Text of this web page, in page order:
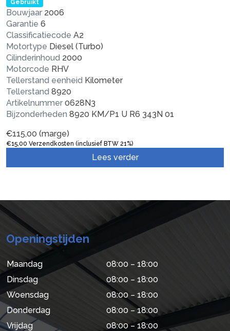
Gebruikt
Bouwjaar 2006
Garantie 6
Classificatiecode A2
Motortype Diesel (Turbo)
Cilinderinhoud 2000
Motorcode RHV
Tellerstand eenheid Kilometer
Tellerstand 8920
Artikelnummer 0628N3
Bijzonderheden 8920 KM/P1 U R6 343N 01
€115,00 (marge)
€15,00 Verzendkosten (inclusief BTW 21%)
Lees verder
Openingstijden
Maandag
08:00 – 18:00
Dinsdag
08:00 – 18:00
Woensdag
08:00 – 18:00
Donderdag
08:00 – 18:00
Vrijdag
08:00 – 18:00